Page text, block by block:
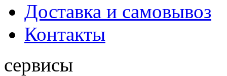
Доставка и самовывоз
Контакты
сервисы